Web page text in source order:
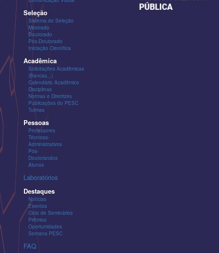
Seleção
Sistema de Seleção
Mestrado
Doutorado
Pós-Doutorado
Iniciação Científica
Acadêmica
Solicitações Acadêmicas
(Bancas...)
Calendário Acadêmico
Disciplinas
Normas e Diretrizes
Publicações do PESC
Turmas
Pessoas
Professores
Técnicos-
Administrativos
Pós-
Doutorandos
Alunos
Laboratórios
Destaques
Notícias
Eventos
Ciclo de Seminários
Prêmios
Oportunidades
Semana PESC
FAQ